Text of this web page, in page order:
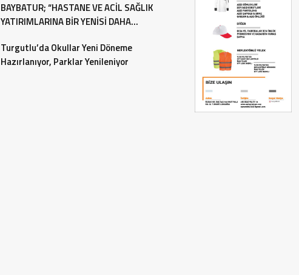
BAYBATUR; “HASTANE VE ACİL SAĞLIK
YATIRIMLARINA BİR YENİSİ DAHA
Turgutlu’da Okullar Yeni Döneme
Hazırlanıyor, Parklar Yenileniyor